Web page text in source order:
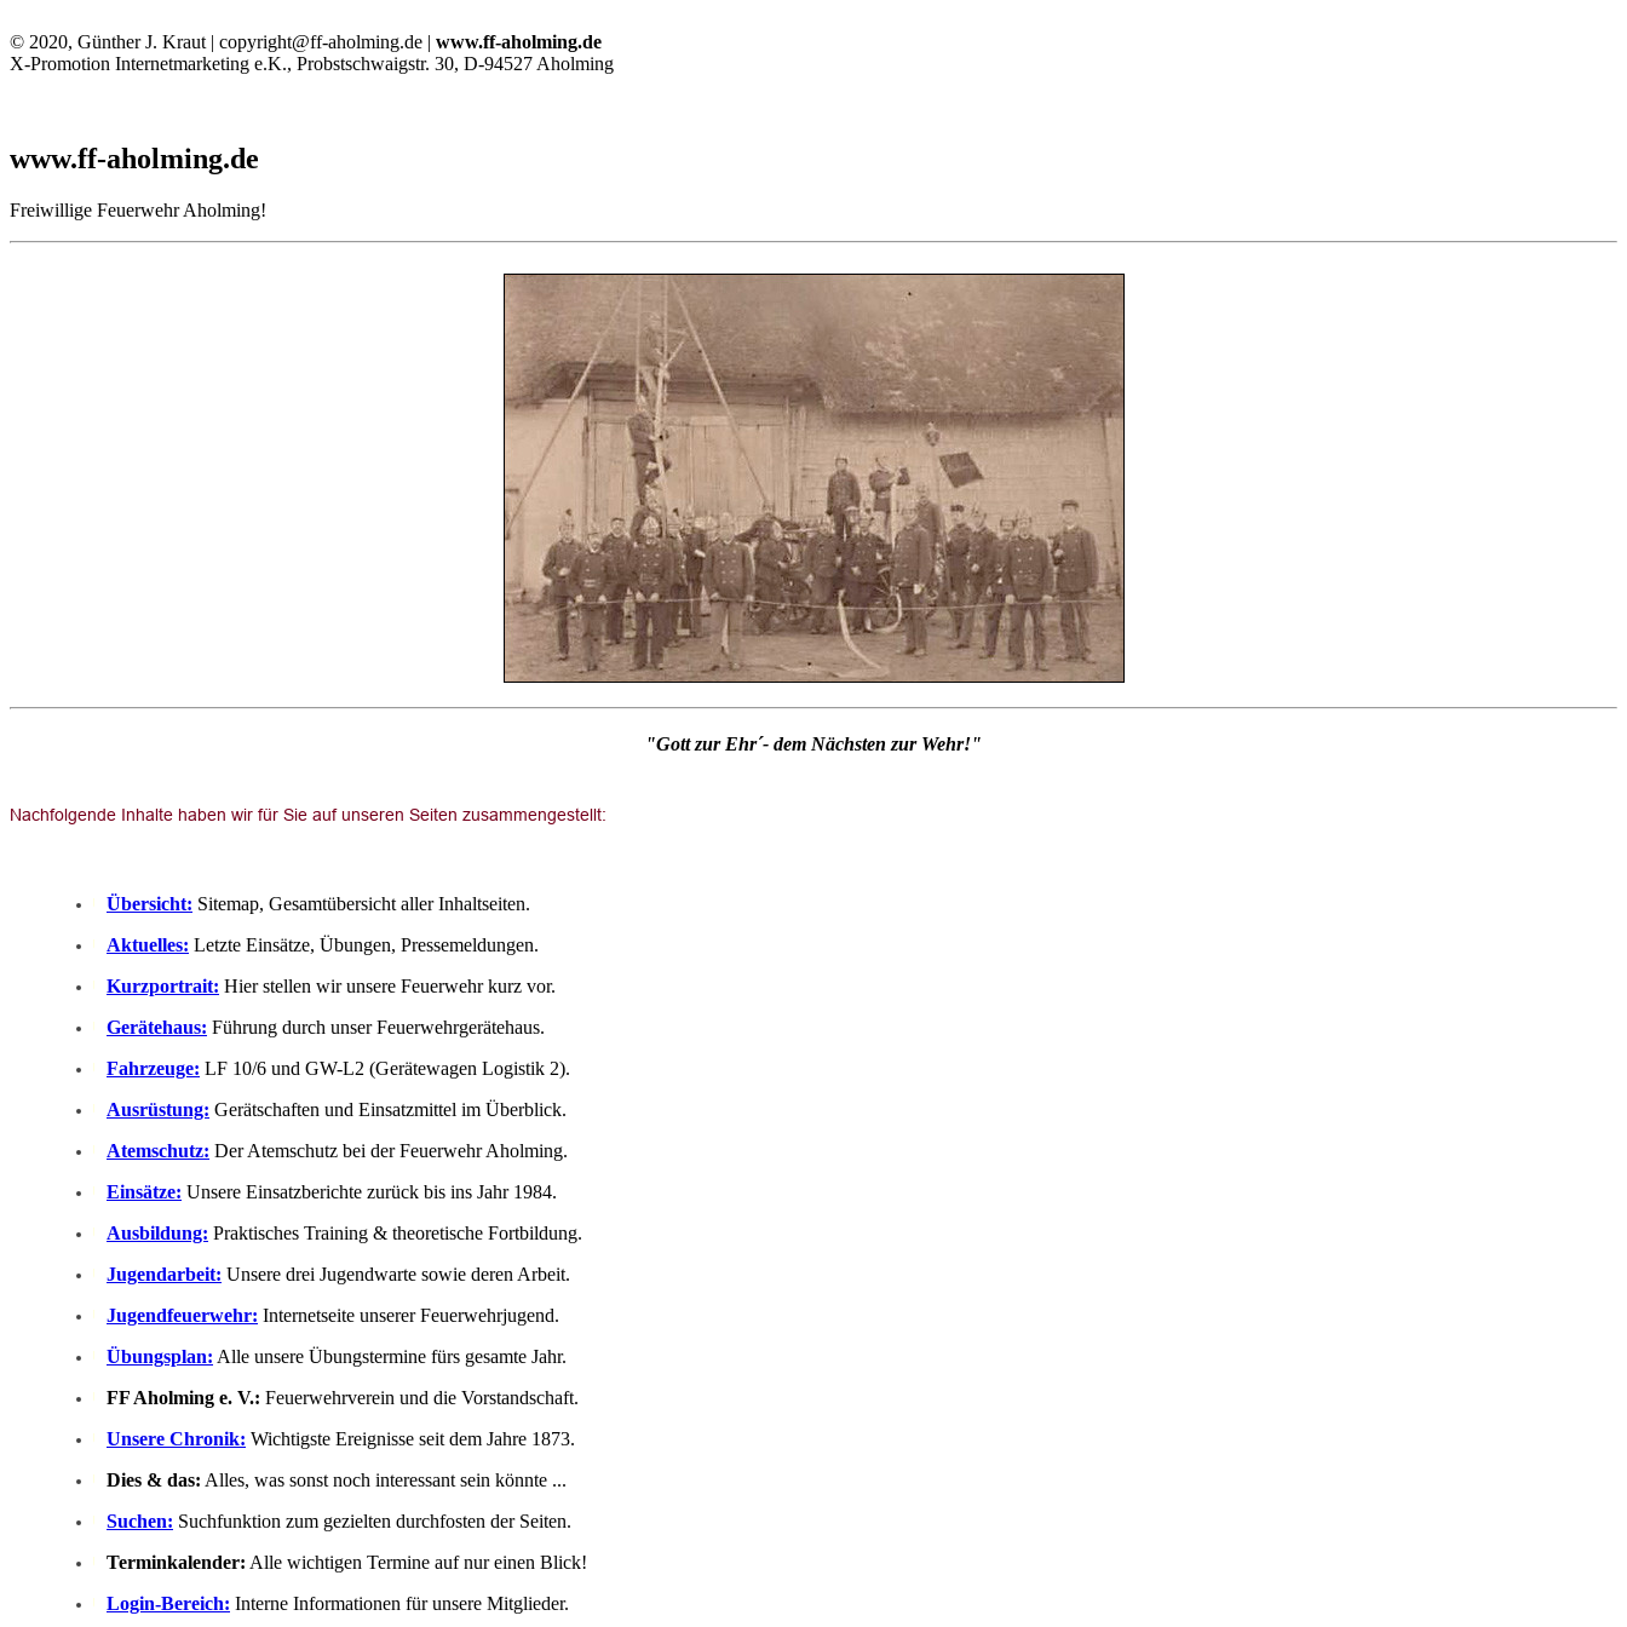
© 2020, Günther J. Kraut | copyright@ff-aholming.de | www.ff-aholming.de
X-Promotion Internetmarketing e.K., Probstschwaigstr. 30, D-94527 Aholming
www.ff-aholming.de
Freiwillige Feuerwehr Aholming!
"Gott zur Ehr´- dem Nächsten zur Wehr!"
Übersicht: Sitemap, Gesamtübersicht aller Inhaltseiten.
Aktuelles: Letzte Einsätze, Übungen, Pressemeldungen.
Kurzportrait: Hier stellen wir unsere Feuerwehr kurz vor.
Gerätehaus: Führung durch unser Feuerwehrgerätehaus.
Fahrzeuge: LF 10/6 und GW-L2 (Gerätewagen Logistik 2).
Ausrüstung: Gerätschaften und Einsatzmittel im Überblick.
Atemschutz: Der Atemschutz bei der Feuerwehr Aholming.
Einsätze: Unsere Einsatzberichte zurück bis ins Jahr 1984.
Ausbildung: Praktisches Training & theoretische Fortbildung.
Jugendarbeit: Unsere drei Jugendwarte sowie deren Arbeit.
Jugendfeuerwehr: Internetseite unserer Feuerwehrjugend.
Übungsplan: Alle unsere Übungstermine fürs gesamte Jahr.
FF Aholming e. V.: Feuerwehrverein und die Vorstandschaft.
Unsere Chronik: Wichtigste Ereignisse seit dem Jahre 1873.
Dies & das: Alles, was sonst noch interessant sein könnte ...
Suchen: Suchfunktion zum gezielten durchfosten der Seiten.
Terminkalender: Alle wichtigen Termine auf nur einen Blick!
Login-Bereich: Interne Informationen für unsere Mitglieder.